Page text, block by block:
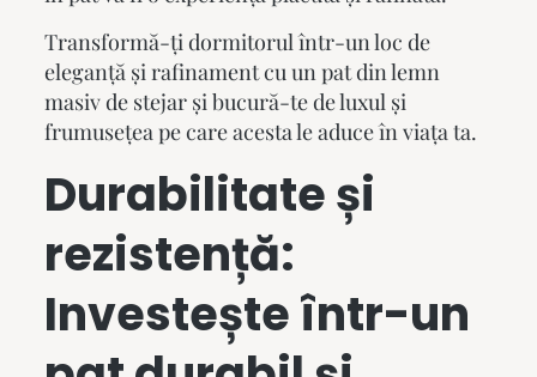
Transformă-ți dormitorul într-un loc de
eleganță și rafinament cu un pat din lemn
masivde stejar și bucură-te de luxul și
frumusețea pe care acesta le aduce în viața ta.
Durabilitate și
rezistență:
Investește într-un